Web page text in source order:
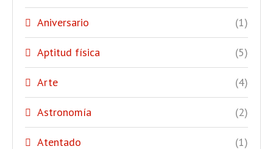
Aniversario (1)
Aptitud física (5)
Arte (4)
Astronomía (2)
Atentado (1)